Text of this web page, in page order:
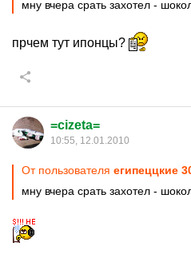
мну вчера срать захотел -
прчем тут ипонцы?
=cizeta=
10:55, 12.01.2010
От пользователя египеццкие
мну вчера срать захотел -